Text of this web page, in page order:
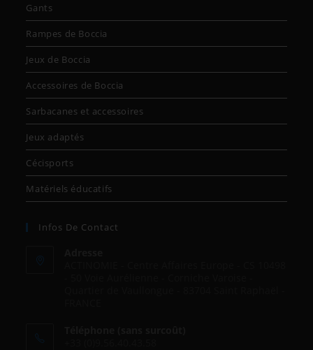
Gants
Rampes de Boccia
Jeux de Boccia
Accessoires de Boccia
Sarbacanes et accessoires
Jeux adaptés
Cécisports
Matériels éducatifs
Infos De Contact